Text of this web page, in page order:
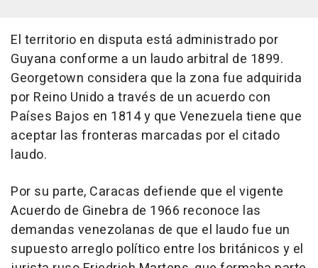
El territorio en disputa está administrado por
Guyana conforme a un laudo arbitral de 1899.
Georgetown considera que la zona fue adquirida
por Reino Unido a través de un acuerdo con
Países Bajos en 1814 y que Venezuela tiene que
aceptar las fronteras marcadas por el citado
laudo.
Por su parte, Caracas defiende que el vigente
Acuerdo de Ginebra de 1966 reconoce las
demandas venezolanas de que el laudo fue un
supuesto arreglo político entre los británicos y el